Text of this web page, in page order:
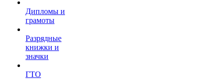
Дипломы и
грамоты
Разрядные
книжки и
значки
ГТО